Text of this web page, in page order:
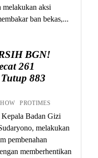
melakukan aksi
ban bekas,...
BGN!
261
883
PROTIMES
Badan Gizi
melakukan
pembenahan
memberhentikan